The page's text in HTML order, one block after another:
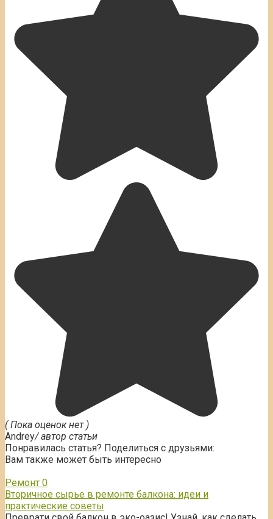
( Пока оценок нет )
Andrey/ автор статьи
Понравилась статья? Поделиться с друзьями:
Вам также может быть интересно
Ремонт 0
Вторичное сырье в ремонте балкона: идеи и
практические советы